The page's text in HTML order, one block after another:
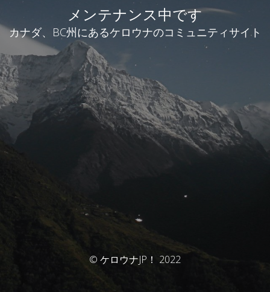
メンテナンス中です
カナダ、BC州にあるケロウナのコミュニティサイト
© ケロウナJP！ 2022